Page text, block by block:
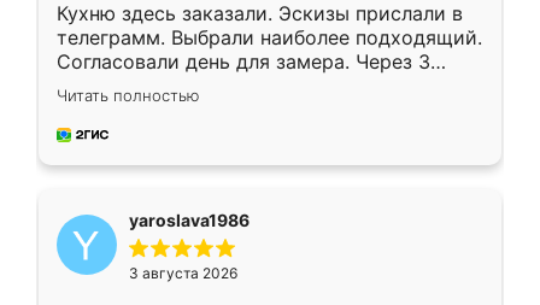
Кухню здесь заказали. Эскизы прислали в
телеграмм. Выбрали наиболее подходящий.
Согласовали день для замера. Через 3
недели кухня была уже готова. Остались
довольны работой. Спасибо Ренессанс
мебель за качественную работу!
Читать полностью
yaroslava1986
3 августа 2026